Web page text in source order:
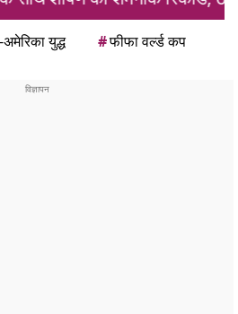
अमेरिका युद्ध #फीफा वर्ल्ड कप